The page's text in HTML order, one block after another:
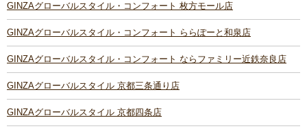
GINZAグローバルスタイル・コンフォート 枚方モール店
GINZAグローバルスタイル・コンフォート ららぽーと和泉店
GINZAグローバルスタイル・コンフォート ならファミリー近鉄奈良店
GINZAグローバルスタイル 京都三条通り店
GINZAグローバルスタイル 京都四条店